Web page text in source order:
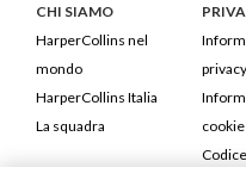
CHI SIAMO
HarperCollins nel
mondo
HarperCollins Italia
La squadra
privacy
cookie